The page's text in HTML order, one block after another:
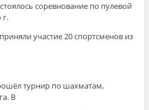
соревнование по пулевой
участие 20 спортсменов из
турнир по шахматам,
В